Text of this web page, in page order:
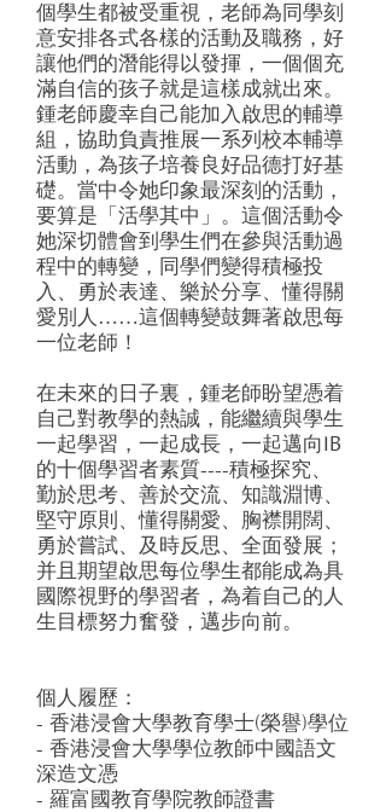
個學生都被受重視，老師為同學刻
意安排各式各樣的活動及職務，好
讓他們的潛能得以發揮，一個個充
滿自信的孩子就是這樣成就出來。
鍾老師慶幸自己能加入啟思的輔導
組，協助負責推展一系列校本輔導
活動，為孩子培養良好品德打好基
礎。當中令她印象最深刻的活動，
要算是「活學其中」。這個活動令
她深切體會到學生們在參與活動過
程中的轉變，同學們變得積極投
入、勇於表達、樂於分享、懂得關
愛別人……這個轉變鼓舞著啟思每
一位老師！
在未來的日子裏，鍾老師盼望憑着
自己對教學的熱誠，能繼續與學生
一起學習，一起成長，一起邁向IB
的十個學習者素質----積極探究、
勤於思考、善於交流、知識淵博、
堅守原則、懂得關愛、胸襟開闊、
勇於嘗試、及時反思、全面發展；
并且期望啟思每位學生都能成為具
國際視野的學習者，為着自己的人
生目標努力奮發，邁步向前。
個人履歷：
- 香港浸會大學教育學士(榮譽)學位
- 香港浸會大學學位教師中國語文
深造文憑
- 羅富國教育學院教師證書